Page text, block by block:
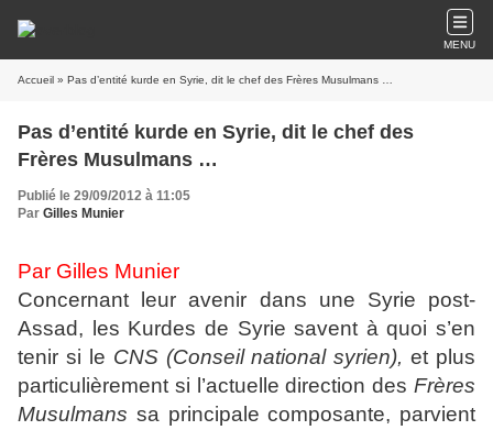
MENU
Accueil » Pas d’entité kurde en Syrie, dit le chef des Frères Musulmans …
Pas d’entité kurde en Syrie, dit le chef des
Frères Musulmans …
Publié le 29/09/2012 à 11:05
Par Gilles Munier
Par Gilles Munier
Concernant leur avenir dans une Syrie post-
Assad, les Kurdes de Syrie savent à quoi s’en
tenir si le CNS (Conseil national syrien), et plus
particulièrement si l’actuelle direction des Frères
Musulmans sa principale composante, parvient